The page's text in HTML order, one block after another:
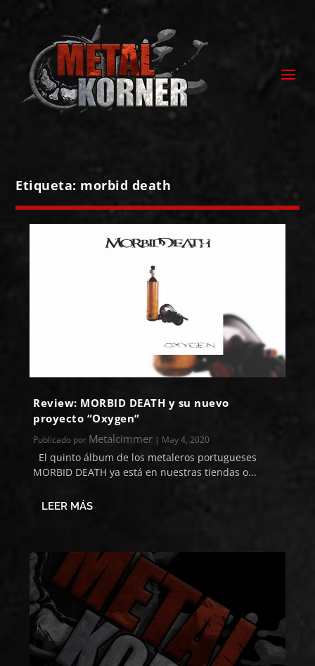
Etiqueta: morbid death
Review: MORBID DEATH y su nuevo
proyecto “Oxygen”
Publicado por Metalcimmer | May 4, 2020
El quinto álbum de los metaleros portugueses
MORBID DEATH ya está en nuestras tiendas o...
LEER MÁS